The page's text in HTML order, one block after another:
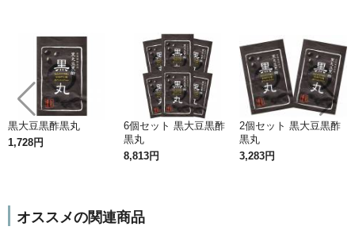
黒大豆黒酢黒丸
1,728円
6個セット 黒大豆黒酢
黒丸
8,813円
2個セット 黒大豆黒酢
黒丸
3,283円
オススメの関連商品